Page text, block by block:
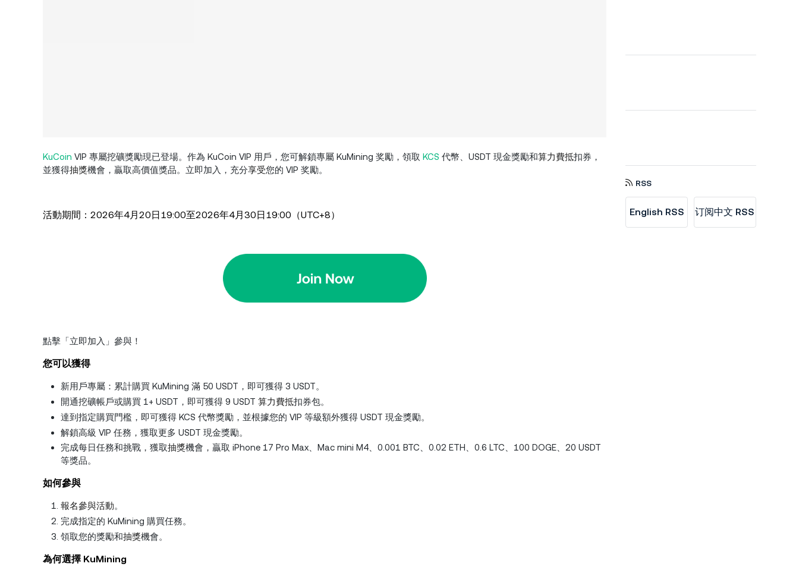
KuCoin VIP 專屬挖礦獎勵現已登場。作為 KuCoin VIP 用戶，您可解鎖專屬 KuMining 奖勵，領取 KCS 代幣、USDT 現金獎勵和算力費抵扣券，
並獲得抽獎機會，贏取高價值獎品。立即加入，充分享受您的 VIP 奖勵。
活動期間：2026年4月20日19:00至2026年4月30日19:00（UTC+8）
點擊「立即加入」參與！
您可以獲得
新用戶專屬：累計購買 KuMining 滿 50 USDT，即可獲得 3 USDT。
開通挖礦帳戶或購買 1+ USDT，即可獲得 9 USDT 算力費抵扣券包。
達到指定購買門檻，即可獲得 KCS 代幣獎勵，並根據您的 VIP 等級額外獲得 USDT 現金獎勵。
解鎖高級 VIP 任務，獲取更多 USDT 現金獎勵。
完成每日任務和挑戰，獲取抽獎機會，贏取 iPhone 17 Pro Max、Mac mini M4、0.001 BTC、0.02 ETH、0.6 LTC、100 DOGE、20 USDT
等獎品。
如何參與
報名參與活動。
完成指定的 KuMining 購買任務。
領取您的獎勵和抽獎機會。
為何選擇 KuMining
RSS
English RSS 订阅中文 RSS